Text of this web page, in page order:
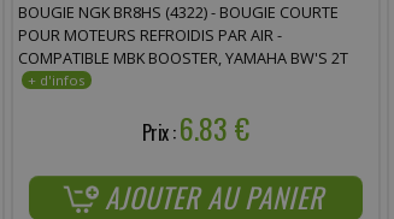
BOUGIE NGK BR8HS (4322) - BOUGIE COURTE
POUR MOTEURS REFROIDIS PAR AIR -
COMPATIBLE MBK BOOSTER, YAMAHA BW'S 2T
50CC
Prix :6.83 €
AJOUTER AU PANIER